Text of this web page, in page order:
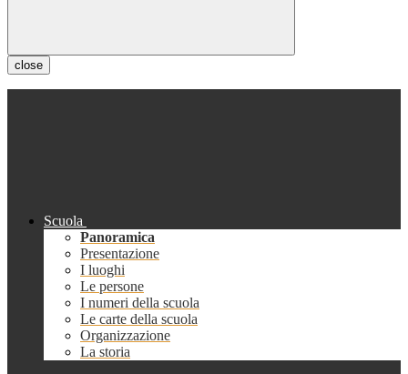
close
Scuola
Panoramica
Presentazione
I luoghi
Le persone
I numeri della scuola
Le carte della scuola
Organizzazione
La storia